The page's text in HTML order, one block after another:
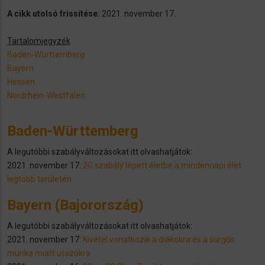
A cikk utolsó frissítése: 2021. november 17.
Tartalomjegyzék
Baden-Württemberg
Bayern
Hessen
Nordrhein-Westfalen
Baden-Württemberg
A legutóbbi szabályváltozásokat itt olvashatjátok:
2021. november 17: 2G szabály lépett életbe a mindennapi élet
legtöbb területén
Bayern (Bajorország)
A legutóbbi szabályváltozásokat itt olvashatjátok:
2021. november 17: Kivétel vonatkozik a diákokra és a sürgős
munka miatt utazókra